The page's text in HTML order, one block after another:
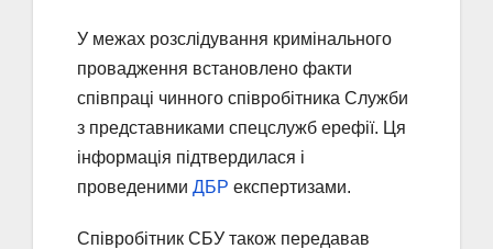
У межах розслідування кримінального
провадження встановлено факти
співпраці чинного співробітника Служби
з представниками спецслужб ерефії. Ця
інформація підтвердилася і
проведеними ДБР експертизами.
Співробітник СБУ також передавав